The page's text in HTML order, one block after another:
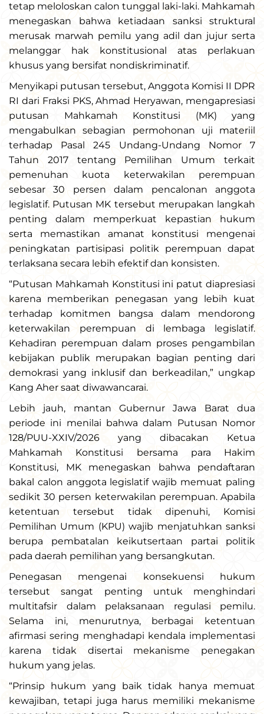
tetap meloloskan calon tunggal laki-laki. Mahkamah
menegaskan bahwa ketiadaan sanksi struktural
merusak marwah pemilu yang adil dan jujur serta
melanggar hak konstitusional atas perlakuan
khusus yang bersifat nondiskriminatif.
Menyikapi putusan tersebut, Anggota Komisi II DPR
RI dari Fraksi PKS, Ahmad Heryawan, mengapresiasi
putusan Mahkamah Konstitusi (MK) yang
mengabulkan sebagian permohonan uji materiil
terhadap Pasal 245 Undang-Undang Nomor 7
Tahun 2017 tentang Pemilihan Umum terkait
pemenuhan kuota keterwakilan perempuan
sebesar 30 persen dalam pencalonan anggota
legislatif. Putusan MK tersebut merupakan langkah
penting dalam memperkuat kepastian hukum
serta memastikan amanat konstitusi mengenai
peningkatan partisipasi politik perempuan dapat
terlaksana secara lebih efektif dan konsisten.
“Putusan Mahkamah Konstitusi ini patut diapresiasi
karena memberikan penegasan yang lebih kuat
terhadap komitmen bangsa dalam mendorong
keterwakilan perempuan di lembaga legislatif.
Kehadiran perempuan dalam proses pengambilan
kebijakan publik merupakan bagian penting dari
demokrasi yang inklusif dan berkeadilan,” ungkap
Kang Aher saat diwawancarai.
Lebih jauh, mantan Gubernur Jawa Barat dua
periode ini menilai bahwa dalam Putusan Nomor
128/PUU-XXIV/2026 yang dibacakan Ketua
Mahkamah Konstitusi bersama para Hakim
Konstitusi, MK menegaskan bahwa pendaftaran
bakal calon anggota legislatif wajib memuat paling
sedikit 30 persen keterwakilan perempuan. Apabila
ketentuan tersebut tidak dipenuhi, Komisi
Pemilihan Umum (KPU) wajib menjatuhkan sanksi
berupa pembatalan keikutsertaan partai politik
pada daerah pemilihan yang bersangkutan.
Penegasan mengenai konsekuensi hukum
tersebut sangat penting untuk menghindari
multitafsir dalam pelaksanaan regulasi pemilu.
Selama ini, menurutnya, berbagai ketentuan
afirmasi sering menghadapi kendala implementasi
karena tidak disertai mekanisme penegakan
hukum yang jelas.
“Prinsip hukum yang baik tidak hanya memuat
kewajiban, tetapi juga harus memiliki mekanisme